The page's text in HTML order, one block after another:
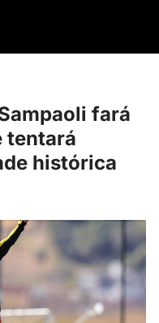
fará
tentará
histórica